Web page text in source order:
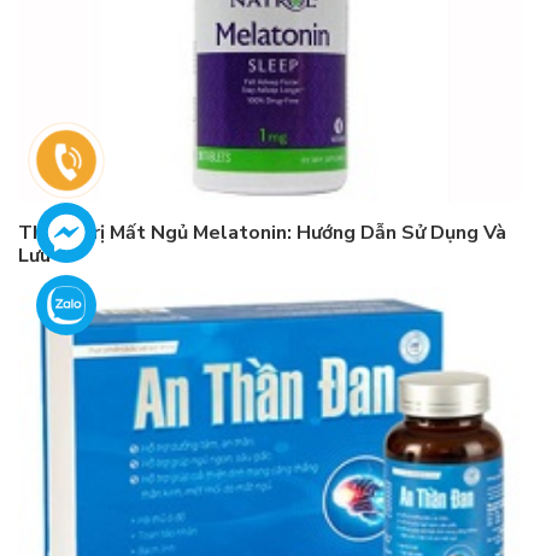
Thuốc Trị Mất Ngủ Melatonin: Hướng Dẫn Sử Dụng Và
Lưu Ý